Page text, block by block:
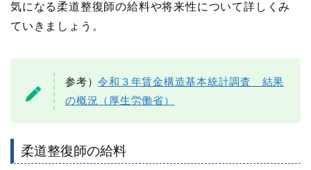
気になる柔道整復師の給料や将来性について詳しくみ
ていきましょう。
参考）令和３年賃金構造基本統計調査 結果
の概況（厚生労働省）
柔道整復師の給料